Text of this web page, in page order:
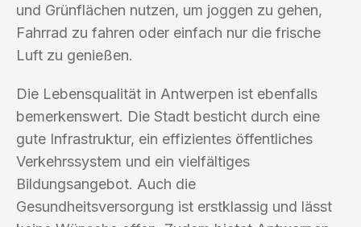
und Grünflächen nutzen, um joggen zu gehen,
Fahrrad zu fahren oder einfach nur die frische
Luft zu genießen.
Die Lebensqualität in Antwerpen ist ebenfalls
bemerkenswert. Die Stadt besticht durch eine
gute Infrastruktur, ein effizientes öffentliches
Verkehrssystem und ein vielfältiges
Bildungsangebot. Auch die
Gesundheitsversorgung ist erstklassig und lässt